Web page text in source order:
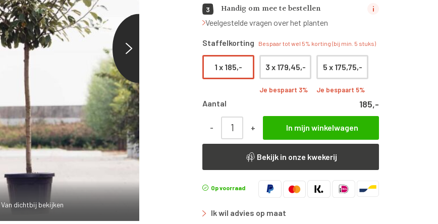
Van dichtbij bekijken
3 Handig om mee te bestellen
Veelgestelde vragen over het planten
Staffelkorting Bespaar tot wel 5% korting (bij min. 5 stuks)
1 x 185,- 3 x 179,45,-
Je bespaart 3%
5 x 175,75,-
Je bespaart 5%
Aantal 185,-
-
Malus domestica ‘Rode Boskoop’ | Halfstam | 180 - 230
+ In mijn winkelwagen
Bekijk in onze kwekerij
Op voorraad
Ik wil advies op maat